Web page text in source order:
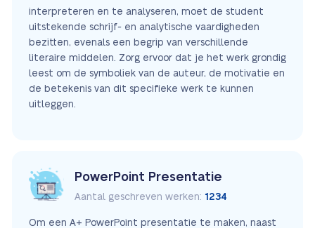
interpreteren en te analyseren, moet de student
uitstekende schrijf- en analytische vaardigheden
bezitten, evenals een begrip van verschillende
literaire middelen. Zorg ervoor dat je het werk grondig
leest om de symboliek van de auteur, de motivatie en
de betekenis van dit specifieke werk te kunnen
uitleggen.
PowerPoint Presentatie
Aantal geschreven werken: 1234
Om een A+ PowerPoint presentatie te maken, naast